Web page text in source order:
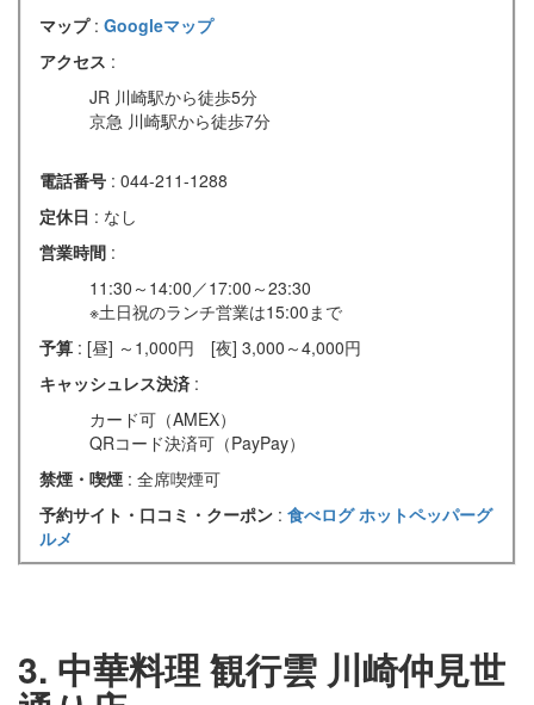
マップ : Googleマップ
アクセス :
JR 川崎駅から徒歩5分
京急 川崎駅から徒歩7分
電話番号 : 044-211-1288
定休日 : なし
営業時間 :
11:30～14:00／17:00～23:30
※土日祝のランチ営業は15:00まで
予算 : [昼] ～1,000円 [夜] 3,000～4,000円
キャッシュレス決済 :
カード可（AMEX）
QRコード決済可（PayPay）
禁煙・喫煙 : 全席喫煙可
予約サイト・口コミ・クーポン : 食べログホットペッパーグ
ルメ
3. 中華料理 観行雲 川崎仲見世